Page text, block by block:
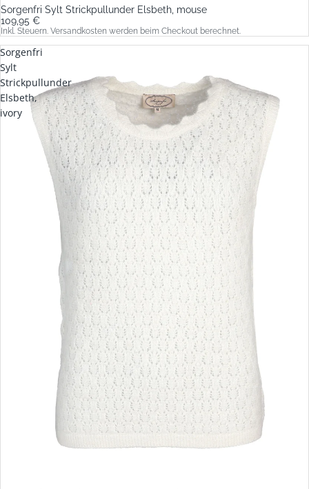
Sorgenfri Sylt Strickpullunder Elsbeth, mouse
109,95 €
Inkl. Steuern. Versandkosten werden beim Checkout berechnet.
Sorgenfri
Sylt
Strickpullunder
Elsbeth,
ivory